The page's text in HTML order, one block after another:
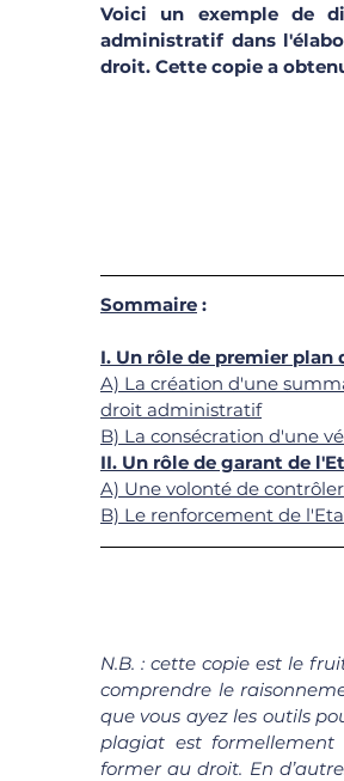
Voici un exemple de
administratif dans
droit. Cette copie a
Sommaire :
I. Un rôle de premier
A) La création d'une
droit administratif
B) La consécration d'une
II. Un rôle de garant de
A) Une volonté de
B) Le renforcement de
N.B. : cette copie est le
comprendre le
que vous ayez les outils
plagiat est formellement
former au droit. En